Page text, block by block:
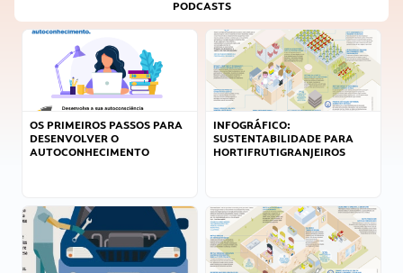
PODCASTS
OS PRIMEIROS PASSOS PARA
DESENVOLVER O
AUTOCONHECIMENTO
INFOGRÁFICO:
SUSTENTABILIDADE PARA
HORTIFRUTIGRANJEIROS